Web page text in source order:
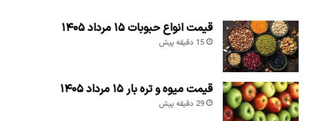
قیمت انواع حبوبات ۱۵ مرداد ۱۴۰۵
15 دقیقه پیش
قیمت میوه و تره بار ۱۵ مرداد ۱۴۰۵
29 دقیقه پیش